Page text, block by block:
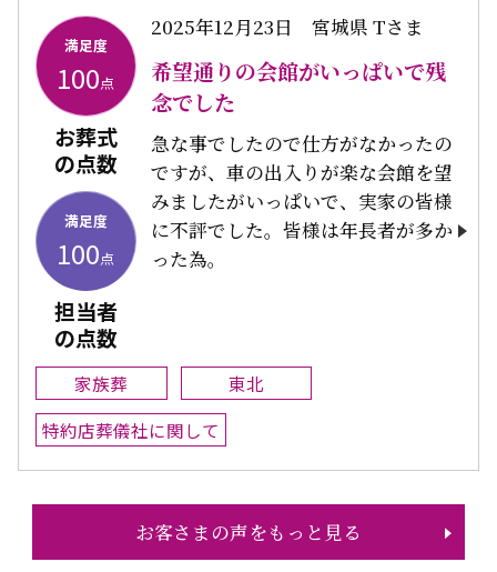
満足度
100点
お葬式
の点数
満足度
100点
担当者
の点数
2025年12月23日宮城県 Tさま
希望通りの会館がいっぱいで残
念でした
急な事でしたので仕方がなかったの
ですが、車の出入りが楽な会館を望
みましたがいっぱいで、実家の皆様
に不評でした。皆様は年長者が多か
った為。
家族葬
東北
特約店葬儀社に関して
お客さまの声をもっと見る